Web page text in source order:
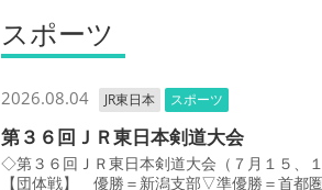
スポーツ
2026.08.04 JR東日本 スポーツ
第３６回ＪＲ東日本剣道大会
◇第３６回ＪＲ東日本剣道大会（７月１５、
【団体戦】 優勝＝新潟支部▽準優勝＝首都